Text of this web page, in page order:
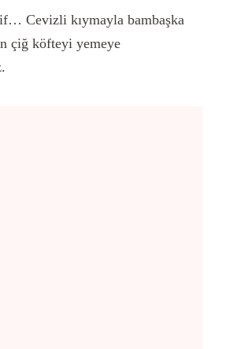
Cevizli kıymayla bambaşka
çiğ köfteyi yemeye